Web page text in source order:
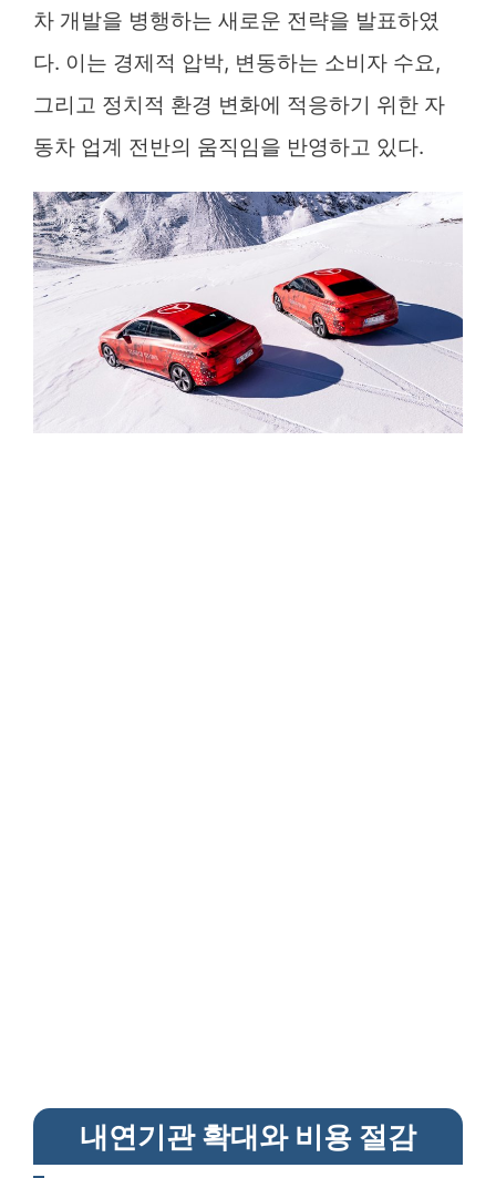
차 개발을 병행하는 새로운 전략을 발표하였
다. 이는 경제적 압박, 변동하는 소비자 수요,
그리고 정치적 환경 변화에 적응하기 위한 자
동차 업계 전반의 움직임을 반영하고 있다.
내연기관 확대와 비용 절감